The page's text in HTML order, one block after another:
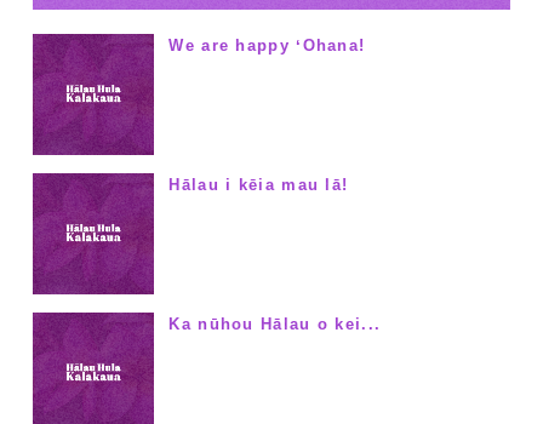
We are happy ʻOhana!
Hālau i kēia mau lā!
Ka nūhou Hālau o kei...